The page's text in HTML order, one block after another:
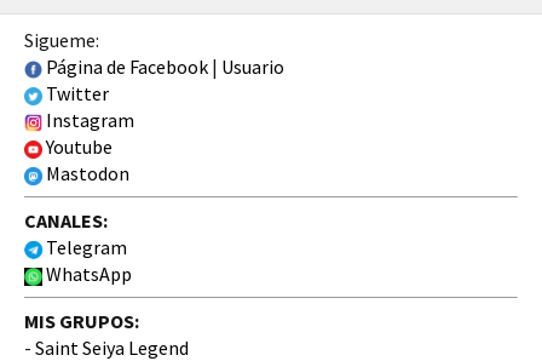
Sigueme:
Página de Facebook | Usuario
Twitter
Instagram
Youtube
Mastodon
CANALES:
Telegram
WhatsApp
MIS GRUPOS:
- Saint Seiya Legend